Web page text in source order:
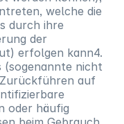
welche die
durch ihre
der
erfolgen kann4.
(sogenannte nicht
auf
oder häufig